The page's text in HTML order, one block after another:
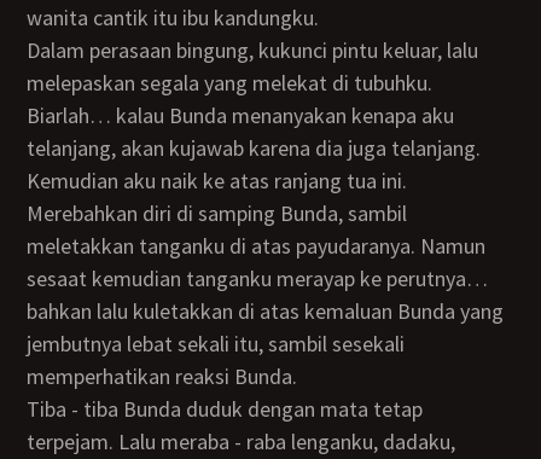
wanita cantik itu ibu kandungku.
Dalam perasaan bingung, kukunci pintu keluar, lalu
melepaskan segala yang melekat di tubuhku.
Biarlah… kalau Bunda menanyakan kenapa aku
telanjang, akan kujawab karena dia juga telanjang.
Kemudian aku naik ke atas ranjang tua ini.
Merebahkan diri di samping Bunda, sambil
meletakkan tanganku di atas payudaranya. Namun
sesaat kemudian tanganku merayap ke perutnya…
bahkan lalu kuletakkan di atas kemaluan Bunda yang
jembutnya lebat sekali itu, sambil sesekali
memperhatikan reaksi Bunda.
Tiba - tiba Bunda duduk dengan mata tetap
terpejam. Lalu meraba - raba lenganku, dadaku,